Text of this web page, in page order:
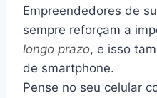
Empreendedores de
sempre reforçam a
longo prazo, e isso
de smartphone.
Pense no seu celular